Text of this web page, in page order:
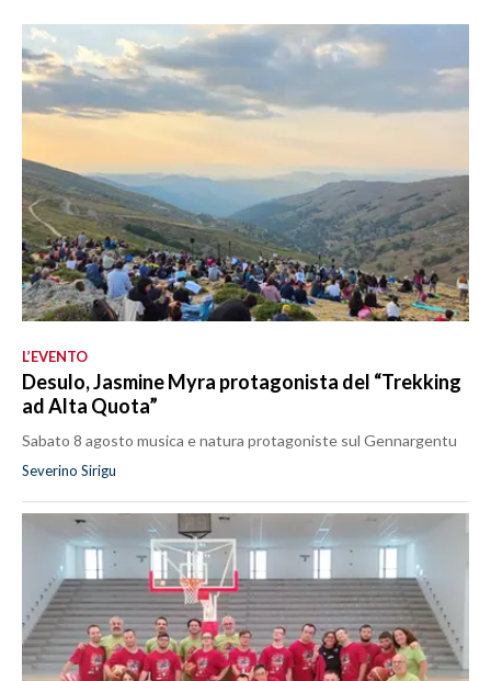
L’EVENTO
Desulo, Jasmine Myra protagonista del “Trekking
ad Alta Quota”
Sabato 8 agosto musica e natura protagoniste sul Gennargentu
Severino Sirigu